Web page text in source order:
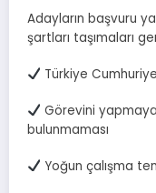
Adayların başvuru
şartları taşımaları
Türkiye
Görevini
bulunmaması
Yoğun çalışma